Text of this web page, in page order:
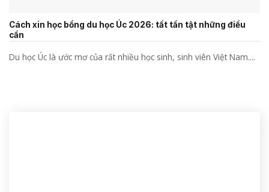
Cách xin học bổng du học Úc 2026: tất tần tật những điều
cần
Du học Úc là ước mơ của rất nhiều học sinh, sinh viên Việt Nam....